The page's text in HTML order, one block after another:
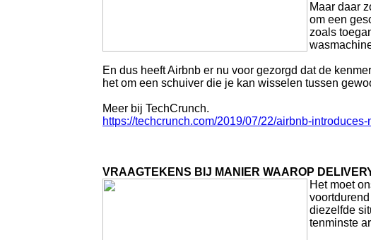
Maar daar
om een
zoals
En dus heeft Airbnb er nu voor gezorgd dat de
het om een schuiver die je kan wisselen tussen
Meer bij TechCrunch.
https://techcrunch.com/2019/07/22/airbnb-
VRAAGTEKENS BIJ MANIER WAAROP
Het moet
diezelfde
tenminste